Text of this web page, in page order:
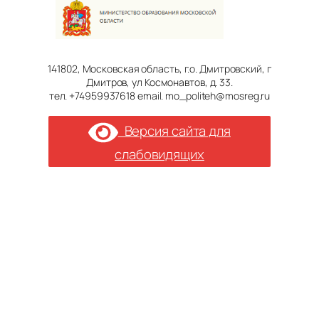
141802, Московская область, г.о. Дмитровский, г
Дмитров, ул Космонавтов, д. 33.
тел. +74959937618 email. mo_politeh@mosreg.ru
Версия сайта для
слабовидящих